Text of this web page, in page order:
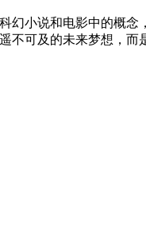
幻小说和电影中的概
不可及的未来梦想，而